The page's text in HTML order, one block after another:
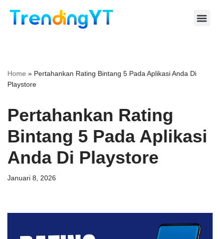
Lompat
Home » Pertahankan Rating Bintang 5 Pada Aplikasi Anda Di
Playstore
Pertahankan Rating
Bintang 5 Pada Aplikasi
Anda Di Playstore
Januari 8, 2026